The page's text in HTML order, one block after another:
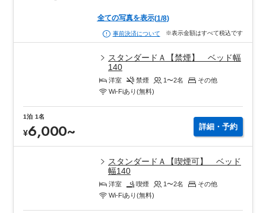
全ての写真を表示(1/8)
事前決済について ※表示金額はすべて税込です
スタンダードＡ【禁煙】 ベッド幅
140
洋室 禁煙 1〜2名
その他
Wi-Fiあり(無料)
1泊 1名
¥6,000~ 詳細・予約
スタンダードＡ【喫煙可】 ベッド
幅140
洋室 喫煙 1〜2名
その他
Wi-Fiあり(無料)